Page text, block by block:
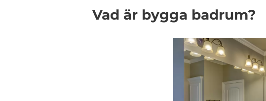
Vad är bygga badrum?